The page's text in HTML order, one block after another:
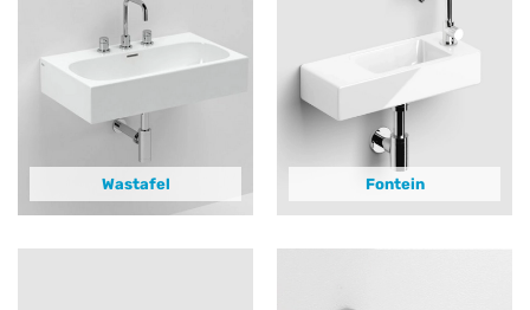
Wastafel Fontein